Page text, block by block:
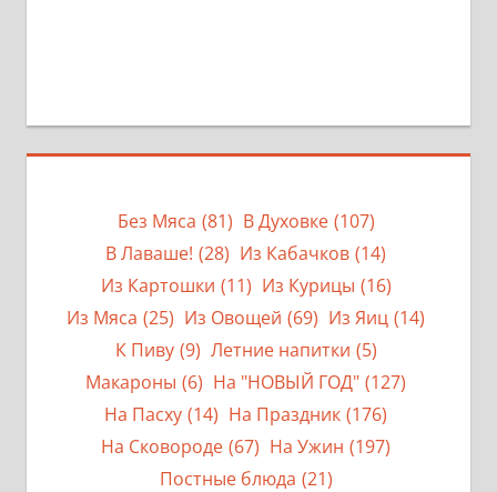
Без Мяса (81) В Духовке (107)
В Лаваше! (28) Из Кабачков (14)
Из Картошки (11) Из Курицы (16)
Из Мяса (25) Из Овощей (69) Из Яиц (14)
К Пиву (9) Летние напитки (5)
Макароны (6) На "НОВЫЙ ГОД" (127)
На Пасху (14) На Праздник (176)
На Сковороде (67) На Ужин (197)
Постные блюда (21)